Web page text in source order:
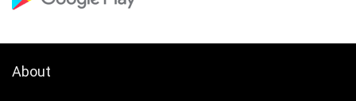
About